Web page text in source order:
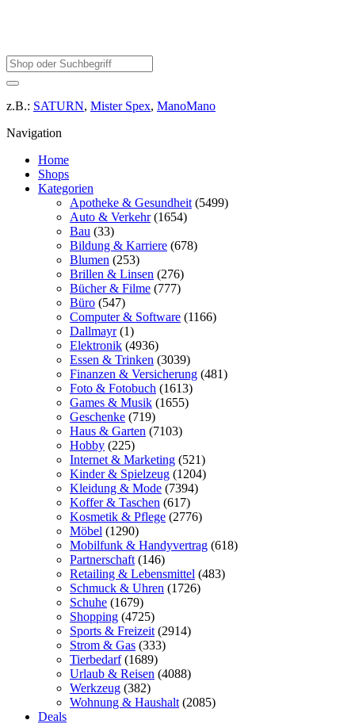
z.B.: SATURN, Mister Spex, ManoMano
Navigation
Home
Shops
Kategorien
Apotheke & Gesundheit (5499)
Auto & Verkehr (1654)
Bau (33)
Bildung & Karriere (678)
Blumen (253)
Brillen & Linsen (276)
Bücher & Filme (777)
Büro (547)
Computer & Software (1166)
Dallmayr (1)
Elektronik (4936)
Essen & Trinken (3039)
Finanzen & Versicherung (481)
Foto & Fotobuch (1613)
Games & Musik (1655)
Geschenke (719)
Haus & Garten (7103)
Hobby (225)
Internet & Marketing (521)
Kinder & Spielzeug (1204)
Kleidung & Mode (7394)
Koffer & Taschen (617)
Kosmetik & Pflege (2776)
Möbel (1290)
Mobilfunk & Handyvertrag (618)
Partnerschaft (146)
Retailing & Lebensmittel (483)
Schmuck & Uhren (1726)
Schuhe (1679)
Shopping (4725)
Sports & Freizeit (2914)
Strom & Gas (333)
Tierbedarf (1689)
Urlaub & Reisen (4088)
Werkzeug (382)
Wohnung & Haushalt (2085)
Deals